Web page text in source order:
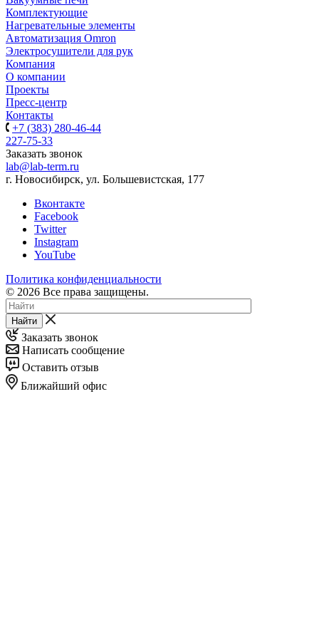
Комплектующие
Нагревательные элементы
Автоматизация Omron
Электросушители для рук
Компания
О компании
Проекты
Пресс-центр
Контакты
+7 (383) 280-46-44
227-75-33
Заказать звонок
lab@lab-term.ru
г. Новосибирск, ул. Большевистская, 177
Вконтакте
Facebook
Twitter
Instagram
YouTube
Политика конфиденциальности
© 2026 Все права защищены.
Найти
Заказать звонок
Написать сообщение
Оставить отзыв
Ближайший офис